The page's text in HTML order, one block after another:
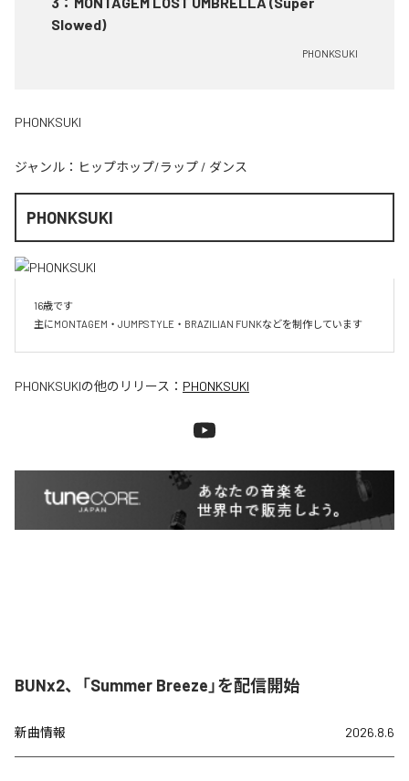
Slowed)
PHONKSUKI
PHONKSUKI
ジャンル： ヒップホップ/ラップ / ダンス
PHONKSUKI
16歳です
主にMONTAGEM・JUMPSTYLE・BRAZILIAN FUNKなどを制作しています
PHONKSUKIの他のリリース： PHONKSUKI
BUNx2、「Summer Breeze」を配信開始
新曲情報 2026.8.6